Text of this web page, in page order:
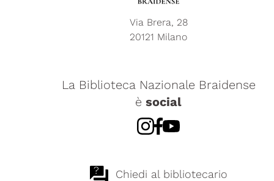
Via Brera, 28
20121 Milano
La Biblioteca Nazionale Braidense
è social
? Chiedi al bibliotecario